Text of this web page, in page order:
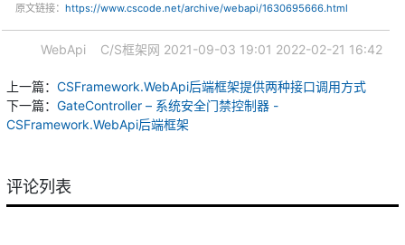
原文链接： https://www.cscode.net/archive/webapi/1630695666.html
WebApi C/S框架网 2021-09-03 19:01 2022-02-21 16:42
上一篇： CSFramework.WebApi后端框架提供两种接口调用方式
下一篇： GateController – 系统安全门禁控制器 -
CSFramework.WebApi后端框架
评论列表